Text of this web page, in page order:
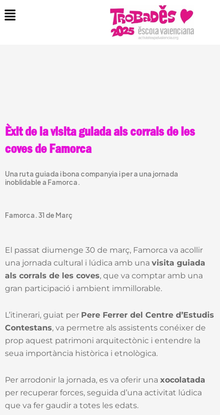
Vés
al
Menu
Èxit de la visita guiada als corrals de les
coves de Famorca
Una ruta guiada i bona companyia i per a una jornada
inoblidable a Famorca.
Famorca. 31 de Març
El passat diumenge 30 de març, Famorca va acollir
una jornada cultural i lúdica amb una visita guiada
als corrals de les coves, que va comptar amb una
gran participació i ambient immillorable.
L’itinerari, guiat per Pere Ferrer del Centre d’Estudis
Contestans, va permetre als assistents conéixer de
prop aquest patrimoni arquitectònic i entendre la
seua importància històrica i etnològica.
Per arrodonir la jornada, es va oferir una xocolatada
per recuperar forces, seguida d’una activitat lúdica
que va fer gaudir a totes les edats.